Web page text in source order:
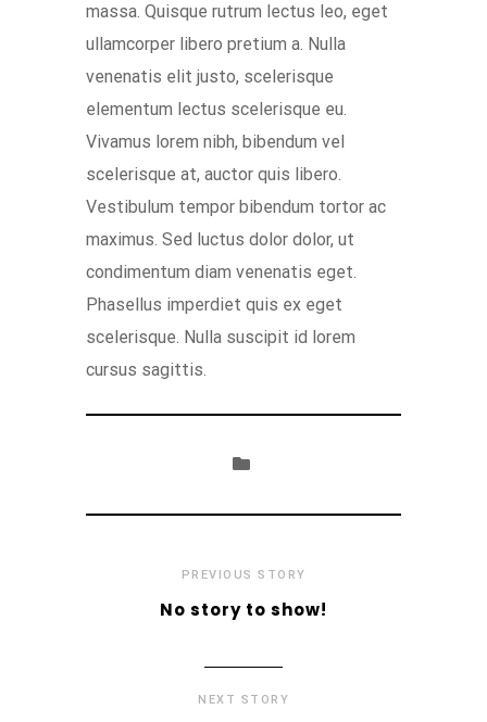
massa. Quisque rutrum lectus leo, eget
ullamcorper libero pretium a. Nulla
venenatis elit justo, scelerisque
elementum lectus scelerisque eu.
Vivamus lorem nibh, bibendum vel
scelerisque at, auctor quis libero.
Vestibulum tempor bibendum tortor ac
maximus. Sed luctus dolor dolor, ut
condimentum diam venenatis eget.
Phasellus imperdiet quis ex eget
scelerisque. Nulla suscipit id lorem
cursus sagittis.
PREVIOUS STORY
No story to show!
NEXT STORY